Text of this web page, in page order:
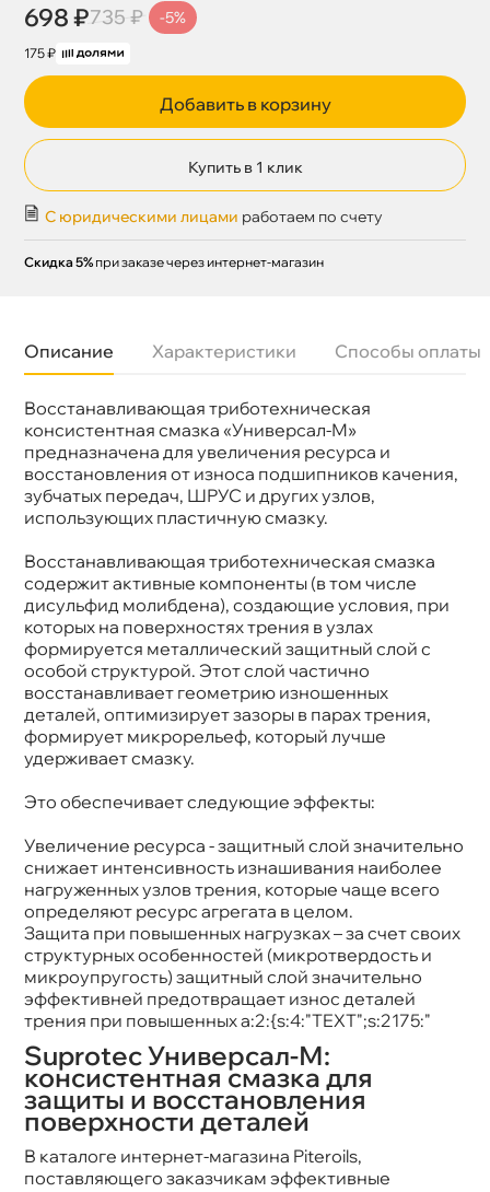
698 ₽735 ₽ -5%
175 ₽
Добавить в корзину
Купить в 1 клик
С юридическими лицами работаем по счету
Скидка 5% при заказе через интернет-магазин
Описание Характеристики Способы оплаты
осстанавливающая триботехническая
консистентная смазка «Универсал-М»
предназначена для увеличения ресурса и
осстановления от износа подшипников качения,
зубчатых передач, ШРУС и других узлов,
использующих пластичную смазку.
осстанавливающая триботехническая смазка
содержит активные компоненты (в том числе
дисульфид молибдена), создающие условия, при
которых на поверхностях трения в узлах
формируется металлический защитный слой с
особой структурой. Этот слой частично
осстанавливает геометрию изношенных
деталей, оптимизирует зазоры в парах трения,
формирует микрорельеф, который лучше
удерживает смазку.
Это обеспечивает следующие эффекты:
Увеличение ресурса - защитный слой значительно
снижает интенсивность изнашивания наиболее
нагруженных узлов трения, которые чаще всего
определяют ресурс агрегата в целом.
Защита при повышенных нагрузках – за счет своих
структурных особенностей (микротвердость и
микроупругость) защитный слой значительно
эффективней предотвращает износ деталей
трения при повышенных a:2:{s:4:"TEXT";s:2175:"
Suprotec Универсал-М:
консистентная смазка для
защиты и восстановления
поверхности деталей
каталоге интернет-магазина Piteroils,
поставляющего заказчикам эффективные
Бренд
Suprotec